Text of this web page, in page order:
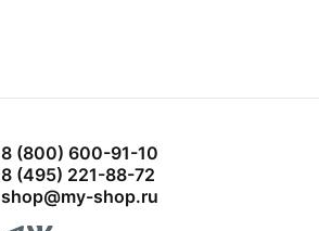
8 (800) 600-91-10
8 (495) 221-88-72
shop@my-shop.ru